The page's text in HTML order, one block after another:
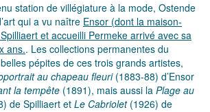
station de villégiature à la mode, Ostende
qui a vu naître Ensor (dont la maison-
et accueilli Permeke arrivé avec sa
ans.. Les collections permanentes du
pépites de ces trois grands artistes,
au chapeau fleuri(1883-88) d’Ensor
la tempête (1891), mais aussi la Plage au
de Spilliaert et Le Cabriolet(1926) de